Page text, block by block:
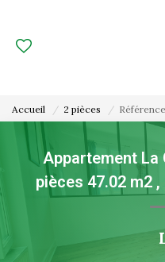
Gestion
Accueil 2 pièces
Appartement La
pièces 47.02 m2 ,